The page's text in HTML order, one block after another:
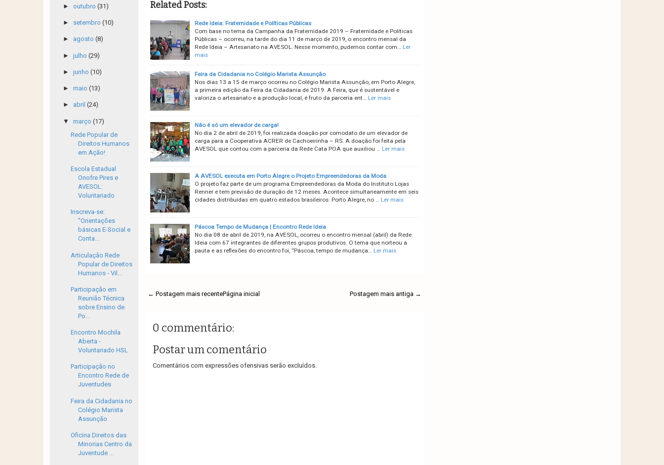
Related Posts:
Rede Ideia: Fraternidade e Políticas Públicas
Com base no tema da Campanha da Fraternidade 2019 – Fraternidade e Políticas
Públicas – ocorreu, na tarde do dia 11 de março de 2019, o encontro mensal da
Rede Ideia – Artesanato na AVESOL. Nesse momento, pudemos contar com…
Ler
mais
Feira da Cidadania no Colégio Marista Assunção
Nos dias 13 a 15 de março ocorreu no Colégio Marista Assunção, em Porto Alegre,
a primeira edição da Feira da Cidadania de 2019. A Feira, que é sustentável e
valoriza o artesanato e a produção local, é fruto da parceria ent…
Ler mais
Não é só um elevador de carga!
No dia 2 de abril de 2019, foi realizada doação por comodato de um elevador de
carga para a Cooperativa ACRER de Cachoeirinha – RS. A doação foi feita pela
AVESOL que contou com a parceria da Rede Cata POA que auxiliou …
Ler mais
A AVESOL executa em Porto Alegre o Projeto Empreendedoras da Moda
O projeto faz parte de um programa Empreendedoras da Moda do Instituto Lojas
Renner e tem previsão de duração de 12 meses. Acontece simultaneamente em seis
cidades distribuídas em quatro estados brasileiros: Porto Alegre, no …
Ler mais
Páscoa Tempo de Mudança | Encontro Rede Ideia
No dia 08 de abril de 2019, na AVESOL, ocorreu o encontro mensal (abril) da Rede
Ideia com 67 integrantes de diferentes grupos produtivos. O tema que norteou a
pauta e as reflexões do encontro foi, “Páscoa, tempo de mudança…
Ler mais
← Postagem mais recente Postagem mais antiga →
Página inicial
0 commentário:
Postar um comentário
Comentários com expressões ofensivas serão excluídos.
► outubro (31)
► setembro (10)
► agosto (8)
► julho (29)
► junho (10)
► maio (13)
► abril (24)
▼ março (17)
Rede Popular de
Direitos Humanos
em Ação!
Escola Estadual
Onofre Pires e
AVESOL:
Voluntariado
Inscreva-se:
"Orientações
básicas E-Social e
Conta...
Articulação Rede
Popular de Direitos
Humanos - Vil...
Participação em
Reunião Técnica
sobre Ensino de
Po...
Encontro Mochila
Aberta -
Voluntariado HSL
Participação no
Encontro Rede de
Juventudes
Feira da Cidadania no
Colégio Marista
Assunção
Oficina Direitos das
Minorias Centro da
Juventude ...